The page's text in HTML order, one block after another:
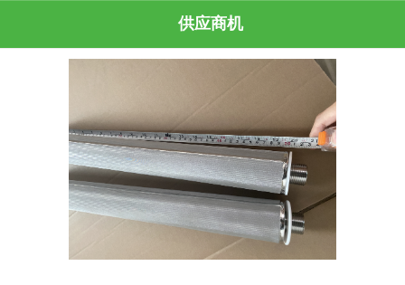
供应商机